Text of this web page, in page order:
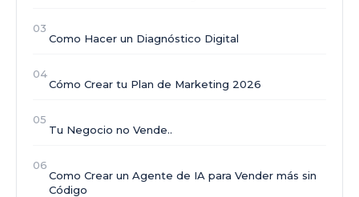
03
Como Hacer un Diagnóstico Digital
04
Cómo Crear tu Plan de Marketing 2026
05
Tu Negocio no Vende..
06
Como Crear un Agente de IA para Vender más sin
Código